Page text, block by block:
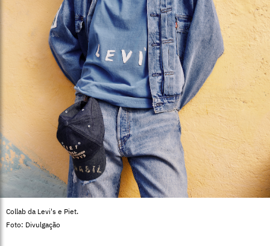
Collab da Levi's e Piet.
Foto: Divulgação